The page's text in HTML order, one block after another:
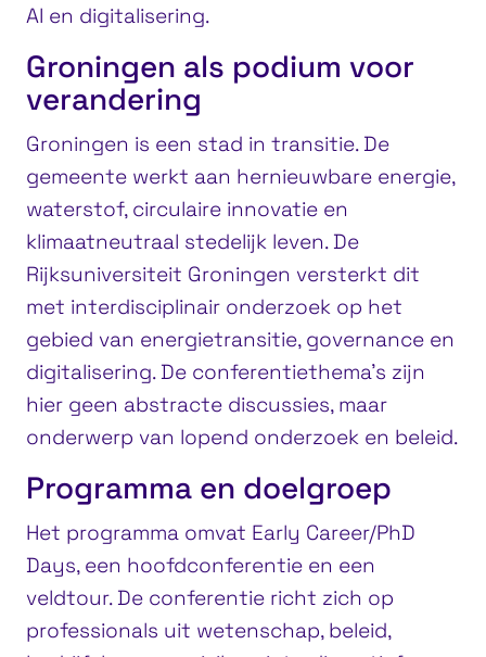
AI en digitalisering.
Groningen als podium voor
verandering
Groningen is een stad in transitie. De
gemeente werkt aan hernieuwbare energie,
waterstof, circulaire innovatie en
klimaatneutraal stedelijk leven. De
Rijksuniversiteit Groningen versterkt dit
met interdisciplinair onderzoek op het
gebied van energietransitie, governance en
digitalisering. De conferentiethema’s zijn
hier geen abstracte discussies, maar
onderwerp van lopend onderzoek en beleid.
Programma en doelgroep
Het programma omvat Early Career/PhD
Days, een hoofdconferentie en een
veldtour. De conferentie richt zich op
professionals uit wetenschap, beleid,